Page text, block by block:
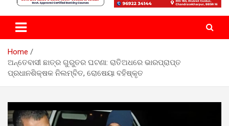
Home
ଅନ୍ତେବାସୀ ଛାତ୍ର ଗୁରୁତର ଘଟଣା: ରାତିଅଧରେ ଭାରପ୍ରାପ୍ତ
ପ୍ରଧାନଶିକ୍ଷକ ନିଲମ୍ବିତ, ରୋଷେୟା ବହିଷ୍କୃତ